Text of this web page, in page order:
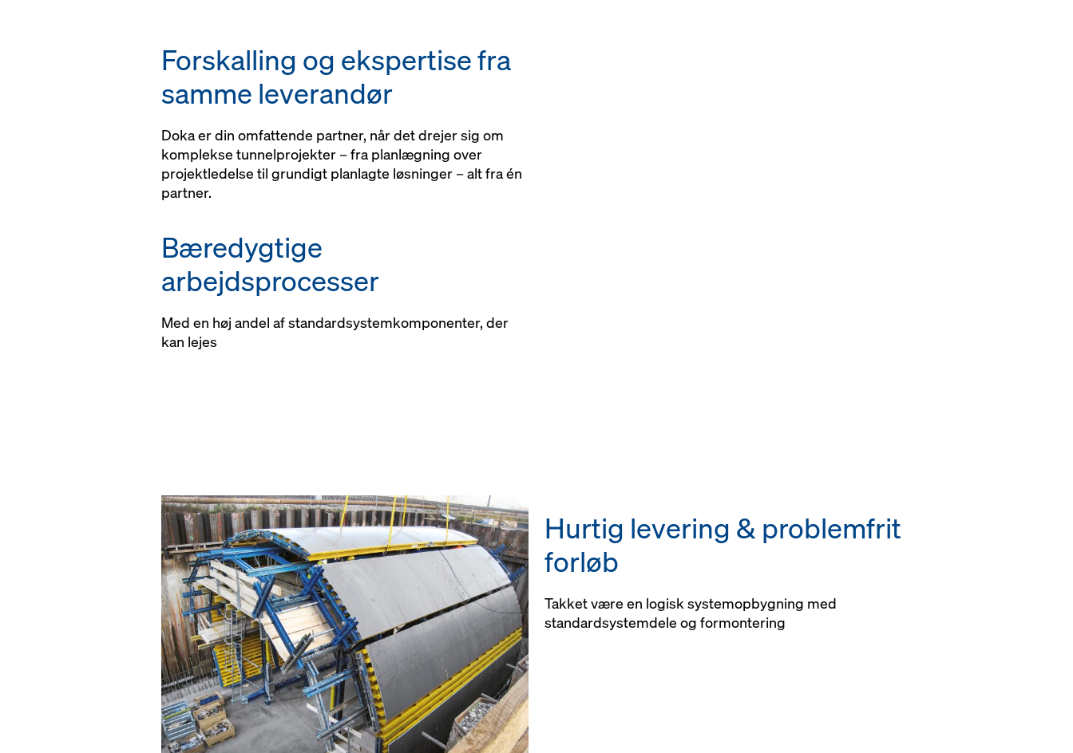
Forskalling og ekspertise fra
samme leverandør
Doka er din omfattende partner, når det drejer sig om
komplekse tunnelprojekter – fra planlægning over
projektledelse til grundigt planlagte løsninger – alt fra én
partner.
Bæredygtige
arbejdsprocesser
Med en høj andel af standardsystemkomponenter, der
kan lejes
Hurtig levering & problemfrit
forløb
Takket være en logisk systemopbygning med
standardsystemdele og formontering